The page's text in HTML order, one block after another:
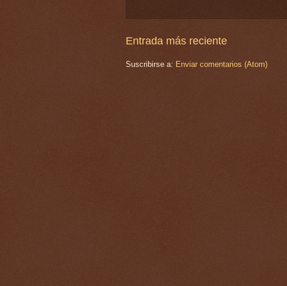
Entrada más reciente
Suscribirse a: Enviar comentarios (Atom)